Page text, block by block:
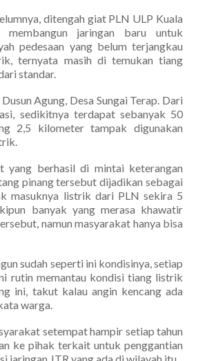
ditengah giat PLN ULP Kuala
membangun jaringan baru untuk
pedesaan yang belum terjangkau
ternyata masih di temukan tiang
standar.
Agung, Desa Sungai Terap. Dari
sedikitnya terdapat sebanyak 50
2,5 kilometer tampak digunakan
yang berhasil di mintai keterangan
pinang tersebut dijadikan sebagai
masuknya listrik dari PLN sekira 5
banyak yang merasa khawatir
namun masyarakat hanya bisa
sudah seperti ini kondisinya, setiap
rutin memantau kondisi tiang listrik
ini, takut kalau angin kencang ada
warga.
setempat hampir setiap tahun
ke pihak terkait untuk penggantian